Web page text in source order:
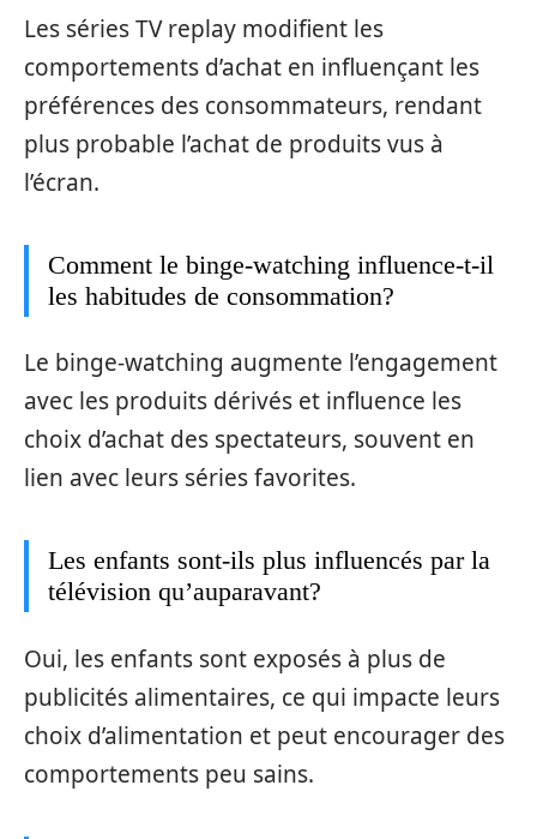
Les séries TV replay modifient les
comportements d’achat en influençant les
préférences des consommateurs, rendant
plus probable l’achat de produits vus à
l’écran.
Comment le binge-watching influence-t-il
les habitudes de consommation?
Le binge-watching augmente l’engagement
avec les produits dérivés et influence les
choix d’achat des spectateurs, souvent en
lien avec leurs séries favorites.
Les enfants sont-ils plus influencés par la
télévision qu’auparavant?
Oui, les enfants sont exposés à plus de
publicités alimentaires, ce qui impacte leurs
choix d’alimentation et peut encourager des
comportements peu sains.